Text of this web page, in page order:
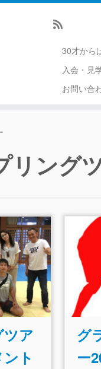
30才から
入会・見
お問い合
リング
ア
ト
グ
ー